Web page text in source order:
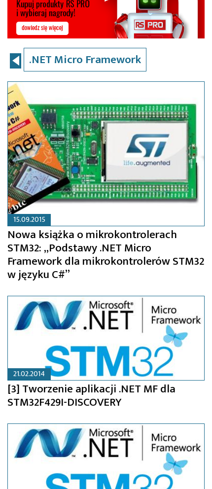
.NET Micro Framework
15.09.2015
Nowa książka o mikrokontrolerach
STM32: „Podstawy .NET Micro
Framework dla mikrokontrolerów STM32
w języku C#”
21.02.2014
[3] Tworzenie aplikacji .NET MF dla
STM32F429I-DISCOVERY